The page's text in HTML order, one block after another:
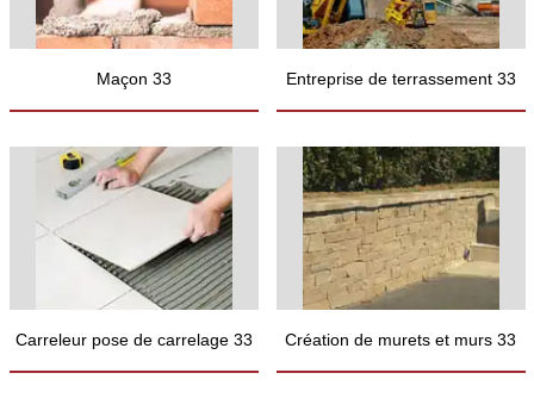
Maçon 33 Entreprise de terrassement 33
Carreleur pose de carrelage 33 Création de murets et murs 33